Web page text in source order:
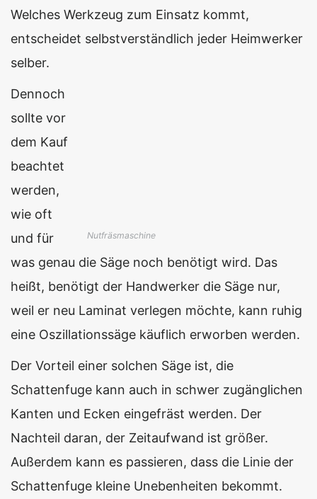
Welches Werkzeug zum Einsatz kommt,
entscheidet selbstverständlich jeder Heimwerker
selber.
Nutfräsmaschine
Dennoch
sollte vor
dem Kauf
beachtet
werden,
wie oft
und für
was genau die Säge noch benötigt wird. Das
heißt, benötigt der Handwerker die Säge nur,
weil er neu Laminat verlegen möchte, kann ruhig
eine Oszillationssäge käuflich erworben werden.
Der Vorteil einer solchen Säge ist, die
Schattenfuge kann auch in schwer zugänglichen
Kanten und Ecken eingefräst werden. Der
Nachteil daran, der Zeitaufwand ist größer.
Außerdem kann es passieren, dass die Linie der
Schattenfuge kleine Unebenheiten bekommt.